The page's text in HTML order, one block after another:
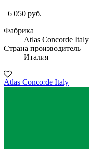
6 050 руб.
Фабрика
Atlas Concorde Italy
Страна производитель
Италия
Atlas Concorde Italy